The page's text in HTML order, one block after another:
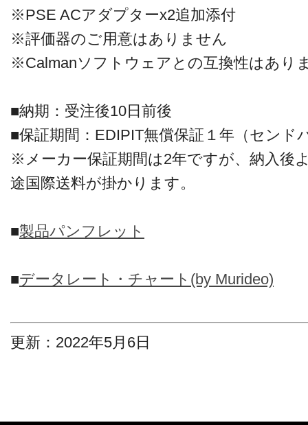
※PSE ACアダプターx2追加添付
※評価器のご用意はありません
※Calmanソフトウェアとの互換性はあり
■納期：受注後10日前後
■保証期間：EDIPIT無償保証１年（センド
※メーカー保証期間は2年ですが、納入後
途国際送料が掛かります。
■製品パンフレット
■データレート・チャート(by Murideo)
更新：2022年5月6日